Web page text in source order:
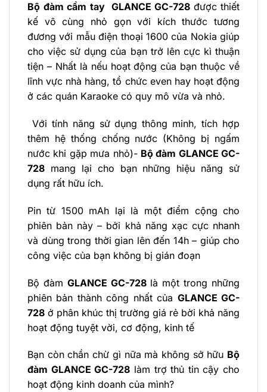
Bộ đàm cầm tay GLANCE GC-728 được thiết
kế vô cùng nhỏ gọn với kích thước tương
đương với mẫu điện thoại 1600 của Nokia giúp
cho việc sử dụng của bạn trở lên cực kì thuận
tiện – Nhất là nếu hoạt động của bạn thuộc về
lĩnh vực nhà hàng, tổ chức even hay hoạt động
ở các quán Karaoke có quy mô vừa và nhỏ.
Với tính năng sử dụng thông minh, tích hợp
thêm hệ thống chống nước (Không bị ngấm
nước khi gặp mưa nhỏ)- Bộ đàm GLANCE GC-
728 mang lại cho bạn những hiệu năng sử
dụng rất hữu ích.
Pin từ 1500 mAh lại là một điểm cộng cho
phiên bản này – bởi khả năng xạc cực nhanh
và dùng trong thời gian lên đến 14h – giúp cho
công việc của bạn không bị gián đoạn
Bộ đàm GLANCE GC-728là một trong những
phiên bản thành công nhất của GLANCE GC-
728 ở phân khúc thị trường giá rẻ bời khả năng
hoạt động tuyệt vời, cơ động, kinh tế
Bạn còn chần chừ gì nữa mà không sở hữu Bộ
đàm GLANCE GC-728 làm trợ thủ tin cậy cho
hoạt động kinh doanh của mình?